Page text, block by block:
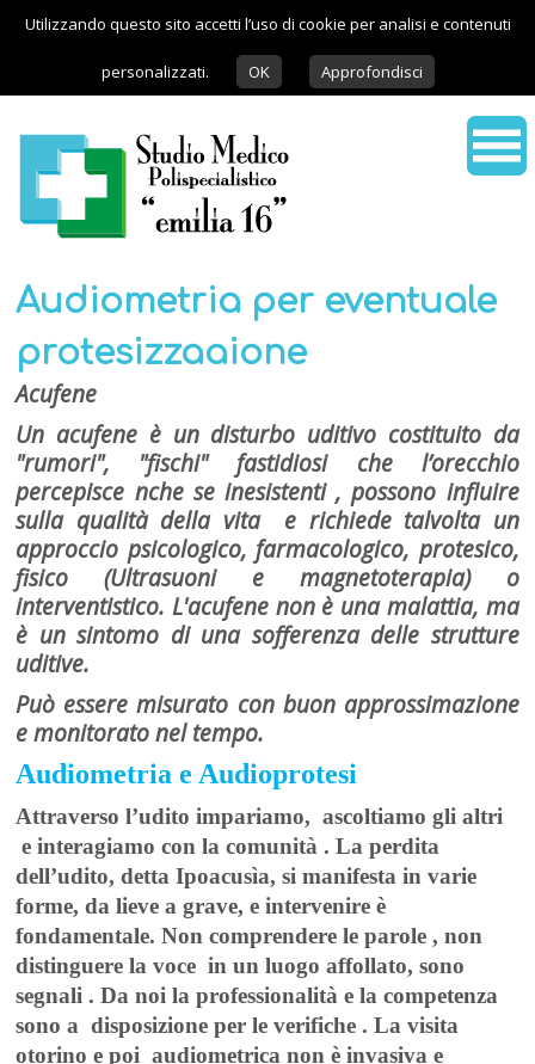
Utilizzando questo sito accetti l’uso di cookie per analisi e contenuti
personalizzati. OK Approfondisci
Audiometria per eventuale
protesizzaaione
Acufene
Un acufene è un disturbo uditivo costituito da
"rumori", "fischi" fastidiosi che l’orecchio
percepisce nche se inesistenti , possono influire
sulla qualità della vita e richiede talvolta un
approccio psicologico, farmacologico, protesico,
fisico (Ultrasuoni e magnetoterapia) o
interventistico. L'acufene non è una malattia, ma
è un sintomo di una sofferenza delle strutture
uditive.
Può essere misurato con buon approssimazione
e monitorato nel tempo.
Audiometria e Audioprotesi
Attraverso l’udito impariamo, ascoltiamo gli altri
e interagiamo con la comunità .La perdita
dell’udito, dettaIpoacusìa, si manifesta in varie
forme, da lieve a grave, e intervenire è
fondamentale. Non comprendere le parole , non
distinguere la voce in un luogo affollato, sono
segnali . Da noila professionalità e la competenza
sono a disposizione per le verifiche .Lavisita
otorino e poi audiometricanon è invasiva e